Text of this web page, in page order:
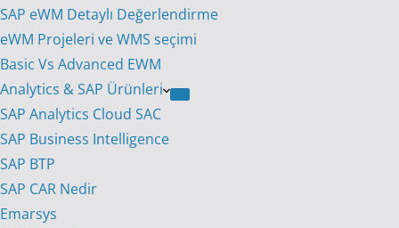
SAP eWM Detaylı Değerlendirme
eWM Projeleri ve WMS seçimi
Basic Vs Advanced EWM
Analytics & SAP Ürünleri
SAP Analytics Cloud SAC
SAP Business Intelligence
SAP BTP
SAP CAR Nedir
Emarsys